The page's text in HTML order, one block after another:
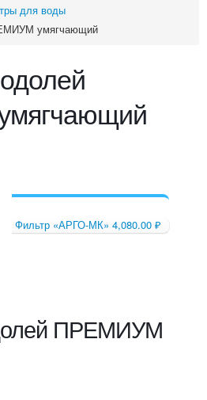
для воды
умягчающий
Фильтр «АРГО-МК» 4,080.00 ₽
ПРЕМИУМ